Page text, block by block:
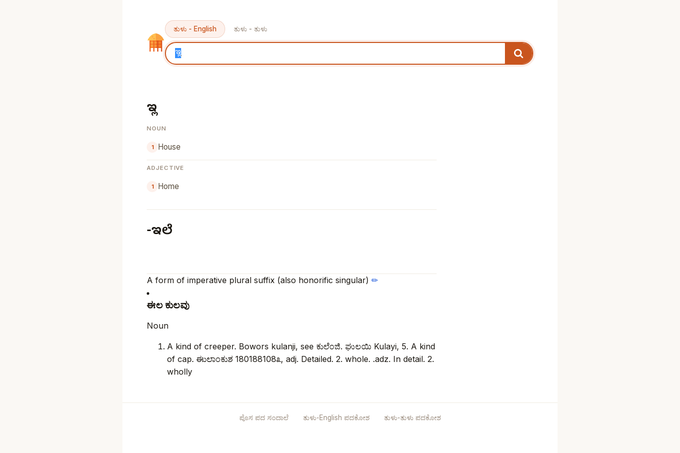
ತುಳು - English ತುಳು - ತುಳು
ಇಲ್ಲ್
NOUN
House
ADJECTIVE
Home
-ಇಲೆ
A form of imperative plural suffix (also honorific singular) ✏
ಈಲ ಕುಲವು
Noun
A kind of creeper. Bowors kulanji, see ಕುಲೆಂಜಿ. ಘುಲಯಿ Kulayi, 5. A kind
of cap. ಈುಲಾಂಕುಶ 180188108೩, adj. Detailed. 2. whole. .adz. In detail. 2.
wholly
ಪೊಸ ಪದ ಸಂದಾಲೆ ತುಳು-English ಪದಕೋಶ ತುಳು-ತುಳು ಪದಕೋಶ